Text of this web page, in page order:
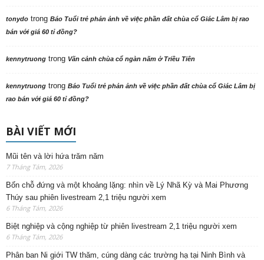
tonydo trong Báo Tuổi trẻ phản ảnh về việc phần đất chùa cổ Giác Lâm bị rao
bán với giá 60 tỉ đồng?
kennytruong trong Vãn cảnh chùa cổ ngàn năm ở Triều Tiên
kennytruong trong Báo Tuổi trẻ phản ảnh về việc phần đất chùa cổ Giác Lâm bị
rao bán với giá 60 tỉ đồng?
BÀI VIẾT MỚI
Mũi tên và lời hứa trăm năm
7 Tháng Tám, 2026
Bốn chỗ đứng và một khoảng lặng: nhìn về Lý Nhã Kỳ và Mai Phương
Thúy sau phiên livestream 2,1 triệu người xem
6 Tháng Tám, 2026
Biệt nghiệp và cộng nghiệp từ phiên livestream 2,1 triệu người xem
6 Tháng Tám, 2026
Phân ban Ni giới TW thăm, cúng dàng các trường hạ tại Ninh Bình và